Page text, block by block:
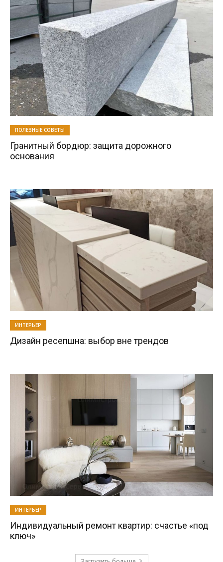
ПОЛЕЗНЫЕ СОВЕТЫ
Гранитный бордюр: защита дорожного
основания
ИНТЕРЬЕР
Дизайн ресепшна: выбор вне трендов
ИНТЕРЬЕР
Индивидуальный ремонт квартир: счастье «под
ключ»